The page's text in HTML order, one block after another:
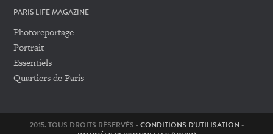
PARIS LIFE MAGAZINE
Photoreportage
Portrait
Essentiels
Quartiers de Paris
2015. TOUS DROITS RÉSERVÉS -CONDITIONS D'UTILISATION-